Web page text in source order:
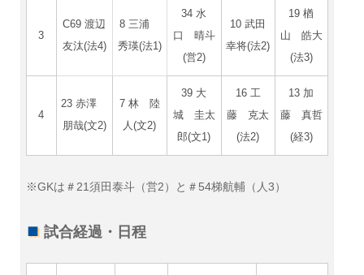
3
C69 渡辺
友汰(法4)
8 三浦
秀瑛(法1)
34 水
口 晴斗
(営2)
10 武田
幸将(法2)
19 楢
山 皓大
(法3)
4
23 赤澤
朋哉(文2)
7 林 陸
人(文2)
39 大
城 圭太
郎(文1)
16 工
藤 克太
(法2)
13 加
藤 真哲
(経3)
※GKは＃21須田泰斗（営2）と＃54梯航輔（人3）
試合経過・日程